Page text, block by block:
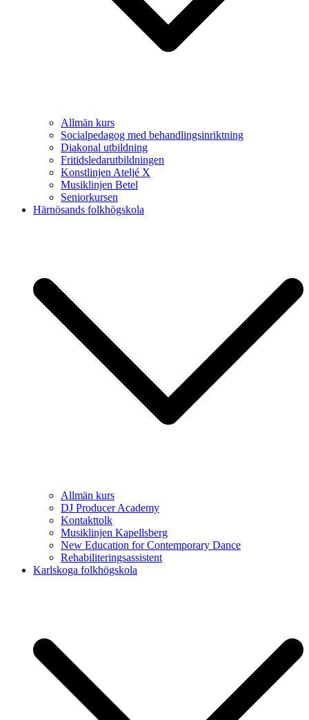
Allmän kurs
Socialpedagog med behandlingsinriktning
Diakonal utbildning
Fritidsledarutbildningen
Konstlinjen Ateljé X
Musiklinjen Betel
Seniorkursen
Härnösands folkhögskola
Allmän kurs
DJ Producer Academy
Kontakttolk
Musiklinjen Kapellsberg
New Education for Contemporary Dance
Rehabiliteringsassistent
Karlskoga folkhögskola